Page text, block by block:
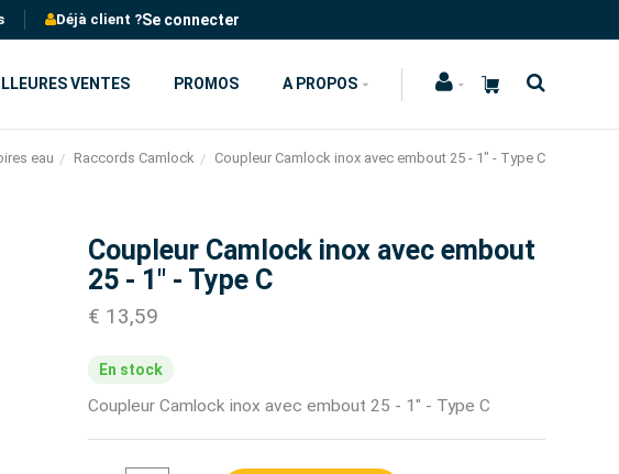
Déjà client ?Se connecter
VENTES PROMOS A PROPOS
eau Raccords Camlock Coupleur Camlock inox avec embout 25 - 1" - Type C
Coupleur Camlock inox avec embout
25 - 1" - Type C
€ 13,59
En stock
Coupleur Camlock inox avec embout 25 - 1" - Type C